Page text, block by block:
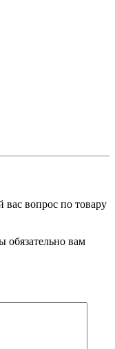
вопрос по товару
вам